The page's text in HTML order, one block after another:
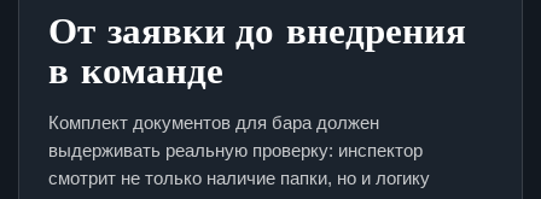
От заявки до внедрения
в команде
Комплект документов для бара должен
выдерживать реальную проверку: инспектор
смотрит не только наличие папки, но и логику